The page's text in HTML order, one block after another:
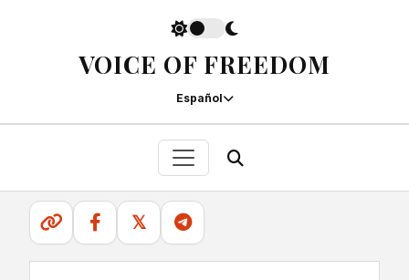
VOICE OF FREEDOM
Español
𝕏